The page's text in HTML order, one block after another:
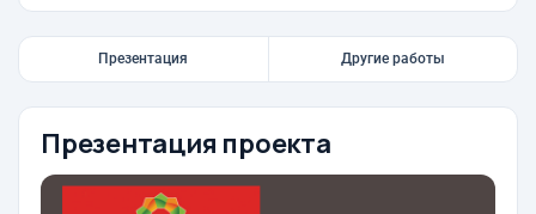
Презентация Другие работы
Презентация проекта